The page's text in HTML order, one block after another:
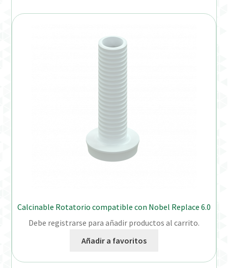
Calcinable Rotatorio compatible con Nobel Replace 6.0
Debe registrarse para añadir productos al carrito.
Añadir a favoritos